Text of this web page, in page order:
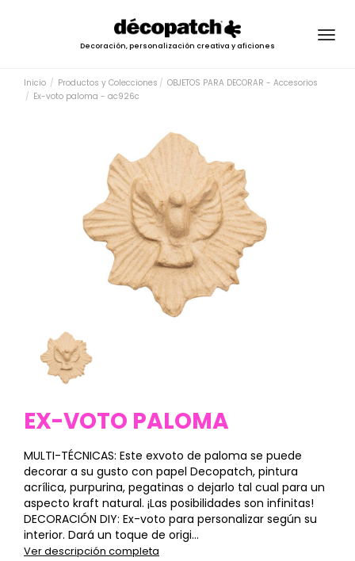
Decoración, personalización creativa y aficiones
Inicio Productos y Colecciones
OBJETOS PARA DECORAR - Accesorios
Ex-voto paloma - ac926c
EX-VOTO PALOMA
MULTI-TÉCNICAS: Este exvoto de paloma se puede
decorar a su gusto con papel Decopatch, pintura
acrílica, purpurina, pegatinas o dejarlo tal cual para un
aspecto kraft natural. ¡Las posibilidades son infinitas!
DECORACIÓN DIY: Ex-voto para personalizar según su
interior. Dará un toque de origi...
Ver descripción completa